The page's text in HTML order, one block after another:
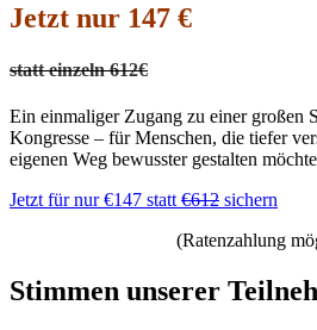
Jetzt nur 147 €
statt einzeln 612€
Ein einmaliger Zugang zu einer großen
Kongresse – für Menschen, die tiefer
eigenen Weg bewusster gestalten
Jetzt für nur €147 statt €612 sichern
(Ratenzahlung
Stimmen unserer